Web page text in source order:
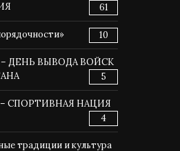
61
10
– ДЕНЬ ВЫВОДА ВОЙСК
5
– СПОРТИВНАЯ НАЦИЯ
4
традиции и культура